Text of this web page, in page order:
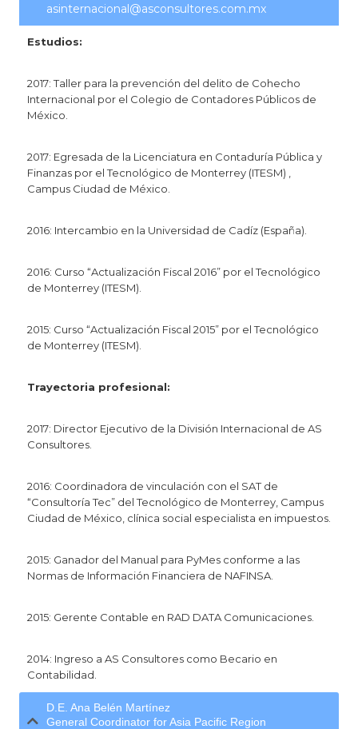
asinternacional@asconsultores.com.mx
Estudios:
2017: Taller para la prevención del delito de Cohecho
Internacional por el Colegio de Contadores Públicos de
México.
2017: Egresada de la Licenciatura en Contaduría Pública y
Finanzas por el Tecnológico de Monterrey (ITESM) ,
Campus Ciudad de México.
2016: Intercambio en la Universidad de Cadíz (España).
2016: Curso “Actualización Fiscal 2016” por el Tecnológico
de Monterrey (ITESM).
2015: Curso “Actualización Fiscal 2015” por el Tecnológico
de Monterrey (ITESM).
Trayectoria profesional:
2017: Director Ejecutivo de la División Internacional de AS
Consultores.
2016: Coordinadora de vinculación con el SAT de
“Consultoría Tec” del Tecnológico de Monterrey, Campus
Ciudad de México, clínica social especialista en impuestos.
2015: Ganador del Manual para PyMes conforme a las
Normas de Información Financiera de NAFINSA.
2015: Gerente Contable en RAD DATA Comunicaciones.
2014: Ingreso a AS Consultores como Becario en
Contabilidad.
D.E. Ana Belén Martí­nez
General Coordinator for Asia Pacific Region